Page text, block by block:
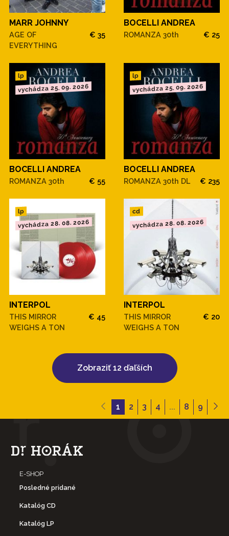
MARR JOHNNY
AGE OF
EVERYTHING
€ 35
BOCELLI ANDREA
ROMANZA 30th € 25
lp
vychádza 25. 09. 2026
BOCELLI ANDREA
ROMANZA 30th € 55
lp
vychádza 25. 09. 2026
BOCELLI ANDREA
ROMANZA 30th DL € 235
lp
vychádza 28. 08. 2026
INTERPOL
THIS MIRROR
WEIGHS A TON
€ 45
cd
vychádza 28. 08. 2026
INTERPOL
THIS MIRROR
WEIGHS A TON
€ 20
Zobraziť 12 ďaľších
1 2 3 4 ... 8 9
E-SHOP
Posledné pridané
Katalóg CD
Katalóg LP